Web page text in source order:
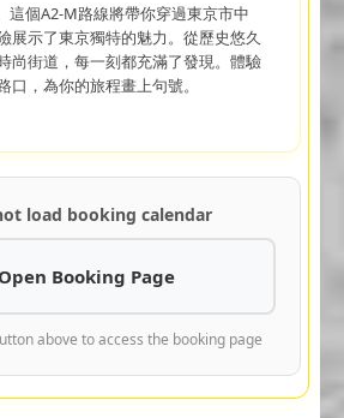
這個A2-M路線將帶你穿過東京市中
展示了東京獨特的魅力。從歷史悠久
尚街道，每一刻都充滿了發現。體驗
口，為你的旅程畫上句號。
load booking calendar
Open Booking Page
above to access the booking page